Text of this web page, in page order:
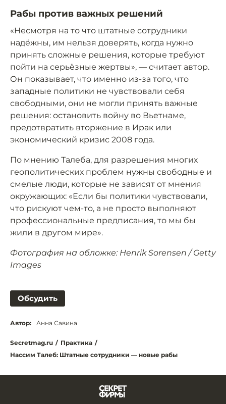
Рабы против важных решений
«Несмотря на то что штатные сотрудники
надёжны, им нельзя доверять, когда нужно
принять сложные решения, которые требуют
пойти на серьёзные жертвы», — считает автор.
Он показывает, что именно из-за того, что
западные политики не чувствовали себя
свободными, они не могли принять важные
решения: остановить войну во Вьетнаме,
предотвратить вторжение в Ирак или
экономический кризис 2008 года.
По мнению Талеба, для разрешения многих
геополитических проблем нужны свободные и
смелые люди, которые не зависят от мнения
окружающих: «Если бы политики чувствовали,
что рискуют чем-то, а не просто выполняют
профессиональные предписания, то мы бы
жили в другом мире».
Фотография на обложке: Henrik Sorensen / Getty
Images
Обсудить
Автор: Анна Савина
Secretmag.ru / Практика /
Нассим Талеб: Штатные сотрудники — новые рабы